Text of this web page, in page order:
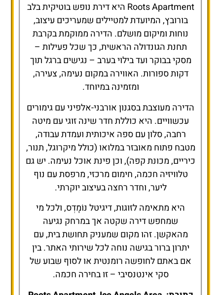
Roots Apartment היא דירת נופש בוטיקית בלב
בורובץ, המיועדת למטיילים שמעריכים עיצוב,
נוחות ומיקום מושלם. הדירה ממוקמת בקרבת
תחנת הגונדולה הראשית, כך שכל פעילות –
מסקי בבוקר ועד בילוי בערב – נגישים ברגל תוך
דקות ספורות. האווירה במקום נעימה, צעירה,
ומזמינה במיוחד.
הדירה מעוצבת בסגנון אורבני-אלפיני עם גימורים
עכשוויים. היא כוללת חדר שינה זוגי עם מיטה
רחבה, סלון עם ספה איכותית ועמדת עבודה,
מטבח פתוח מאובזר במלואו (כולל מיקרוגל, תנור,
כיריים, מכונת קפה), וכן פינת אוכל נעימה. יש גם
טלוויזיה חכמה, חימום מרכזי, מרפסת עם נוף
ליער, וחדר רחצה בעיצוב יוקרתי.
היא מתאימה לזוגות, דיגיטל נוֹמָדְס, ולכל מי
שמחפש דירה שקטה אך במרחק נגיעה
מהאקשן. זהו מקום שמעניק תחושת בית, עם
יתרון ברור בגישה נוחה לכל שירותי האתר. בין
אם באתם לחופשה רומנטית או לסוף שבוע של
סקי אינטנסיבי – זו בחירה חכמה.